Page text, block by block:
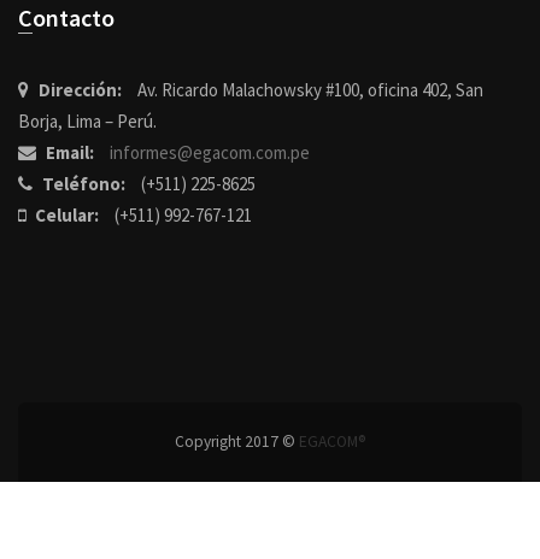
Contacto
Dirección:
Av. Ricardo Malachowsky #100, oficina 402, San
Borja, Lima – Perú.
Email:
informes@egacom.com.pe
Teléfono:
(+511) 225-8625
Celular:
(+511) 992-767-121
Copyright 2017 © EGACOM®